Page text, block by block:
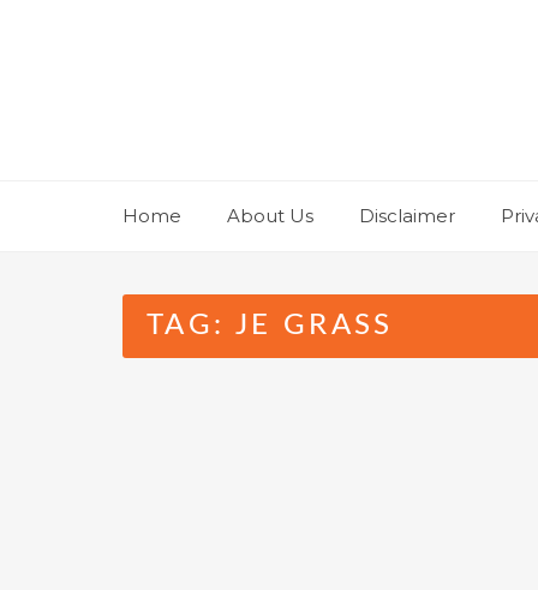
Home About Us Disclaimer
TAG: JE GRASS